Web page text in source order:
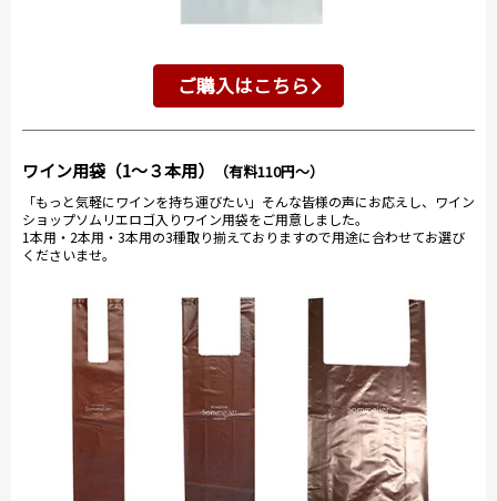
ご購入はこちら
ワイン用袋（1～３本用） （有料110円～）
「もっと気軽にワインを持ち運びたい」そんな皆様の声にお応えし、ワイン
ショップソムリエロゴ入りワイン用袋をご用意しました。
1本用・2本用・3本用の3種取り揃えておりますので用途に合わせてお選び
くださいませ。